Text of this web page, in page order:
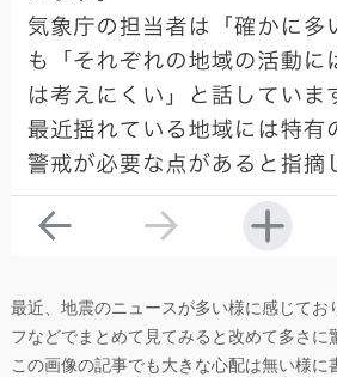
最近、地震のニュースが多い様に感じてお
フなどでまとめて見てみると改めて多さに
この画像の記事でも大きな心配は無い様